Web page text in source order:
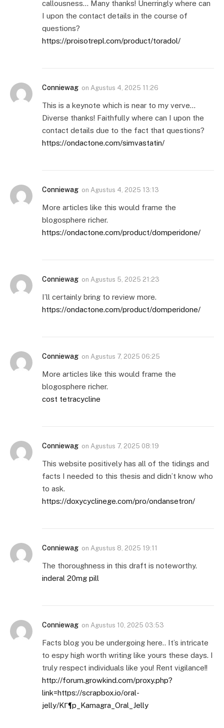
callousness… Many thanks! Unerringly where can
I upon the contact details in the course of
questions?
https://proisotrepl.com/product/toradol/
Conniewag on Agustus 4, 2025 11:26
This is a keynote which is near to my verve…
Diverse thanks! Faithfully where can I upon the
contact details due to the fact that questions?
https://ondactone.com/simvastatin/
Conniewag on Agustus 4, 2025 13:13
More articles like this would frame the
blogosphere richer.
https://ondactone.com/product/domperidone/
Conniewag on Agustus 5, 2025 21:23
I’ll certainly bring to review more.
https://ondactone.com/product/domperidone/
Conniewag on Agustus 7, 2025 06:25
More articles like this would frame the
blogosphere richer.
cost tetracycline
Conniewag on Agustus 7, 2025 08:19
This website positively has all of the tidings and
facts I needed to this thesis and didn’t know who
to ask.
https://doxycyclinege.com/pro/ondansetron/
Conniewag on Agustus 8, 2025 19:11
The thoroughness in this draft is noteworthy.
inderal 20mg pill
Conniewag on Agustus 10, 2025 03:53
Facts blog you be undergoing here.. It’s intricate
to espy high worth writing like yours these days. I
truly respect individuals like you! Rent vigilance!!
http://forum.growkind.com/proxy.php?
link=https://scrapbox.io/oral-
jelly/KГ¶p_Kamagra_Oral_Jelly